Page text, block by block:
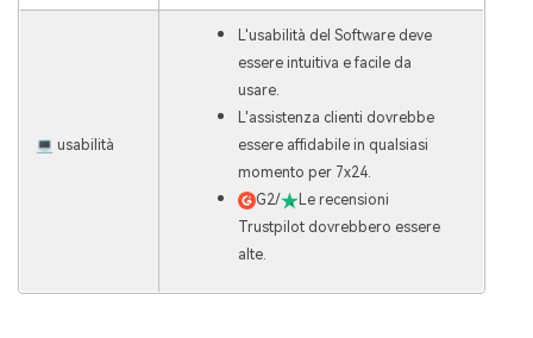
💻 usabilità
L'usabilità del Software deve
essere intuitiva e facile da
usare.
L'assistenza clienti dovrebbe
essere affidabile in qualsiasi
momento per 7x24.
G2/
Le recensioni
Trustpilot dovrebbero essere
alte.